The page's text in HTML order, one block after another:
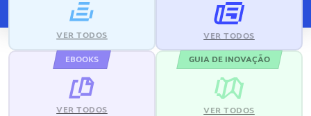
VER TODOS VER TODOS
EBOOKS
VER TODOS
GUIA DE INOVAÇÃO
VER TODOS